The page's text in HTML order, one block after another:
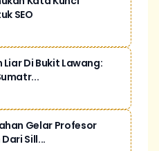
SEO
Di Bukit Lawang:
Gelar Profesor
Sill...